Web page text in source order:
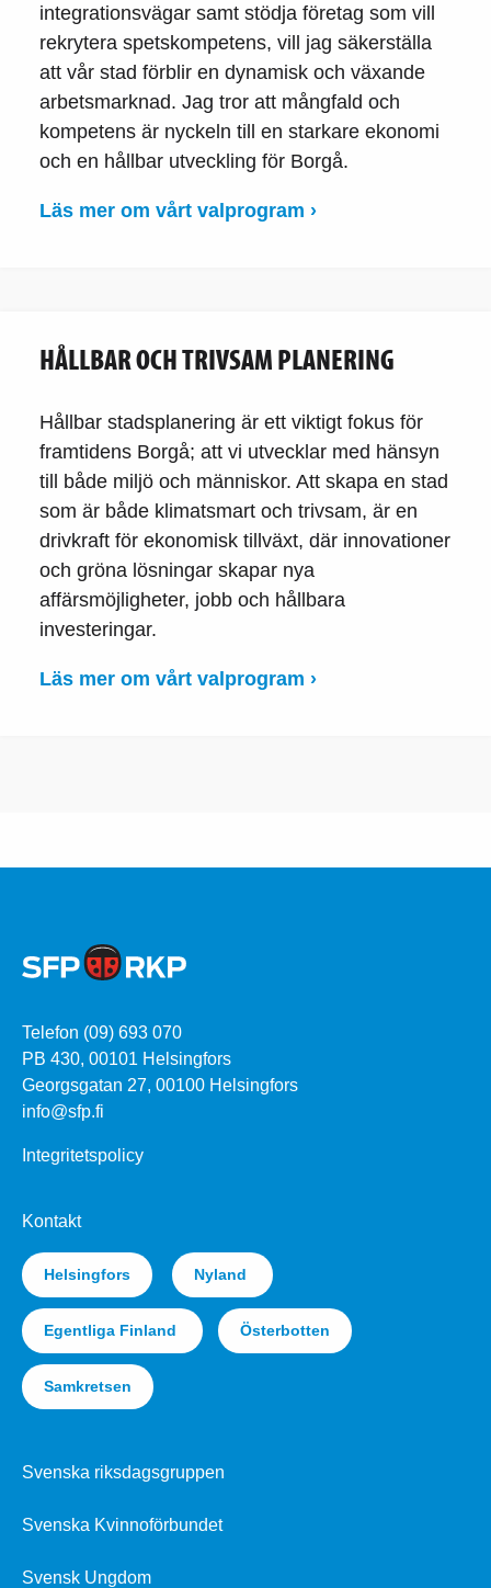
integrationsvägar samt stödja företag som vill
rekrytera spetskompetens, vill jag säkerställa
att vår stad förblir en dynamisk och växande
arbetsmarknad. Jag tror att mångfald och
kompetens är nyckeln till en starkare ekonomi
och en hållbar utveckling för Borgå.
Läs mer om vårt valprogram ›
HÅLLBAR OCH TRIVSAM PLANERING
Hållbar stadsplanering är ett viktigt fokus för
framtidens Borgå; att vi utvecklar med hänsyn
till både miljö och människor. Att skapa en stad
som är både klimatsmart och trivsam, är en
drivkraft för ekonomisk tillväxt, där innovationer
och gröna lösningar skapar nya
affärsmöjligheter, jobb och hållbara
investeringar.
Läs mer om vårt valprogram ›
Telefon (09) 693 070
PB 430, 00101 Helsingfors
Georgsgatan 27, 00100 Helsingfors
info@sfp.fi
Integritetspolicy
Kontakt
Helsingfors Nyland
Egentliga Finland Österbotten
Samkretsen
Svenska riksdagsgruppen
Svenska Kvinnoförbundet
Svensk Ungdom